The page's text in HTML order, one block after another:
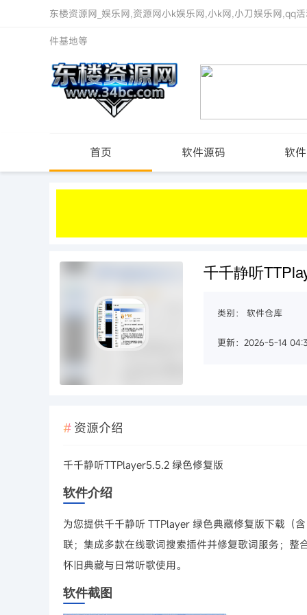
东楼资源网_娱乐网,资源网小k娱乐网,小k网,小刀娱乐网,qq
件基地等
首页 软件源码 软
千千静听
类别： 软件仓库
更新：2026-5-14
资源介绍
千千静听TTPlayer5.5.2 绿色修复版
软件介绍
为您提供千千静听 TTPlayer 绿色典藏修复版下载（
联；集成多款在线歌词搜索插件并修复歌词服务；
怀旧典藏与日常听歌使用。
软件截图